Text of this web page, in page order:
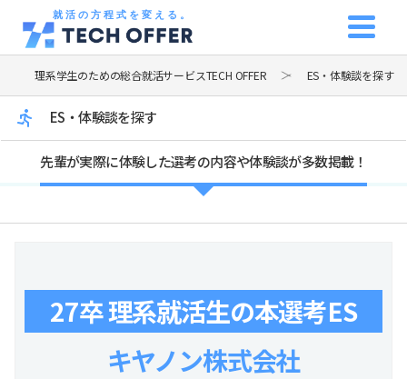
就活の方程式を変える。
理系学生のための総合就活サービスTECH OFFER ES・体験談を探す
ES・体験談を探す
先輩が実際に体験した選考の内容や体験談が多数掲載！
27卒 理系就活生の本選考ES
キヤノン株式会社